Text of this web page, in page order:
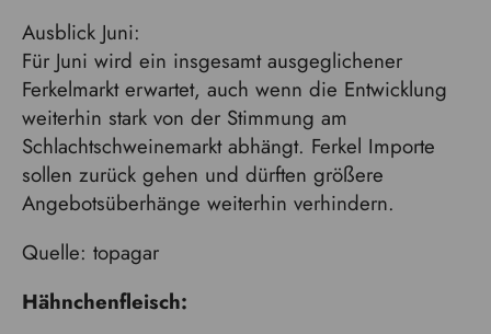
Ausblick Juni:
Für Juni wird ein insgesamt ausgeglichener
Ferkelmarkt erwartet, auch wenn die Entwicklung
weiterhin stark von der Stimmung am
Schlachtschweinemarkt abhängt. Ferkel Importe
sollen zurück gehen und dürften größere
Angebotsüberhänge weiterhin verhindern.
Quelle: topagar
Hähnchenfleisch: